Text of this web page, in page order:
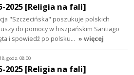
2025 [Religia na fali]
"Szczecińska" poszukuje polskich
do pomocy w hiszpańskim Santiago
i spowiedź po polsku… » więcej
godz. 08:00
2025 [Religia na fali]